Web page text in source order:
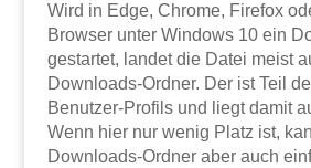
Wird in Edge, Chrome, Firefox
Browser unter Windows 10 ein
gestartet, landet die Datei meist
Downloads-Ordner. Der ist Teil
Benutzer-Profils und liegt damit
Wenn hier nur wenig Platz ist,
Downloads-Ordner aber auch